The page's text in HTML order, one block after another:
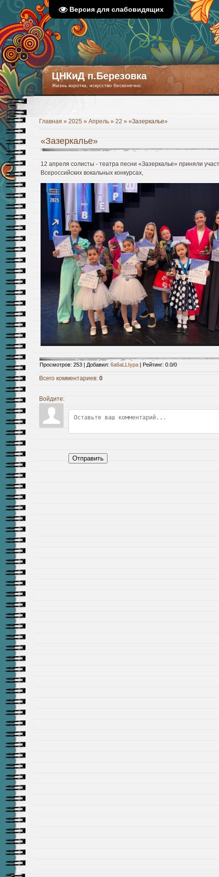
Версия для слабовидящих
ЦНКиД п.Березовка
Жизнь коротка, искусство бесконечно.
Главная » 2025 » Апрель » 22 » «Зазеркалье»
«Зазеркалье»
12 апреля солисты - театра песни «Зазеркалье» приняли
Всероссийских вокальных конкурсах,
Просмотров: 253 | Добавил: 6a6aLLIypa | Рейтинг: 0.0/0
Всего комментариев: 0
Войдите:
Отправить